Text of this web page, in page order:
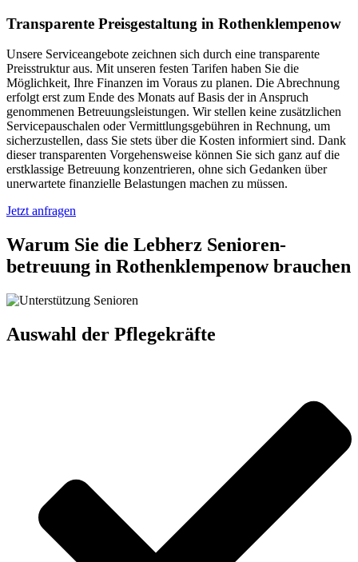
Transparente Preisgestaltung in Rothenklempenow
Unsere Serviceangebote zeichnen sich durch eine transparente
Preisstruktur aus. Mit unseren festen Tarifen haben Sie die
Möglichkeit, Ihre Finanzen im Voraus zu planen. Die Abrechnung
erfolgt erst zum Ende des Monats auf Basis der in Anspruch
genommenen Betreuungsleistungen. Wir stellen keine zusätzlichen
Servicepauschalen oder Vermittlungsgebühren in Rechnung, um
sicherzustellen, dass Sie stets über die Kosten informiert sind. Dank
dieser transparenten Vorgehensweise können Sie sich ganz auf die
erstklassige Betreuung konzentrieren, ohne sich Gedanken über
unerwartete finanzielle Belastungen machen zu müssen.
Jetzt anfragen
Warum Sie die Lebherz Senioren­
betreuung in Rothenklempenow brauchen
Auswahl der Pflegekräfte